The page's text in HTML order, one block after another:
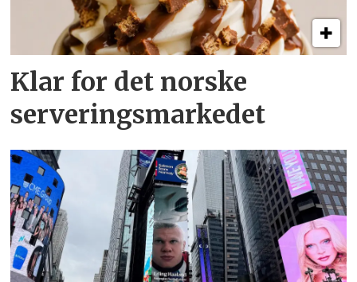
Klar for det norske
serveringsmarkedet